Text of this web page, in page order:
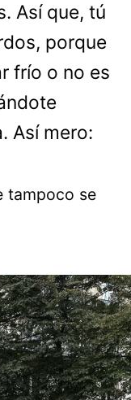
Así que, tú
porque
frío o no es
Así mero:
tampoco se